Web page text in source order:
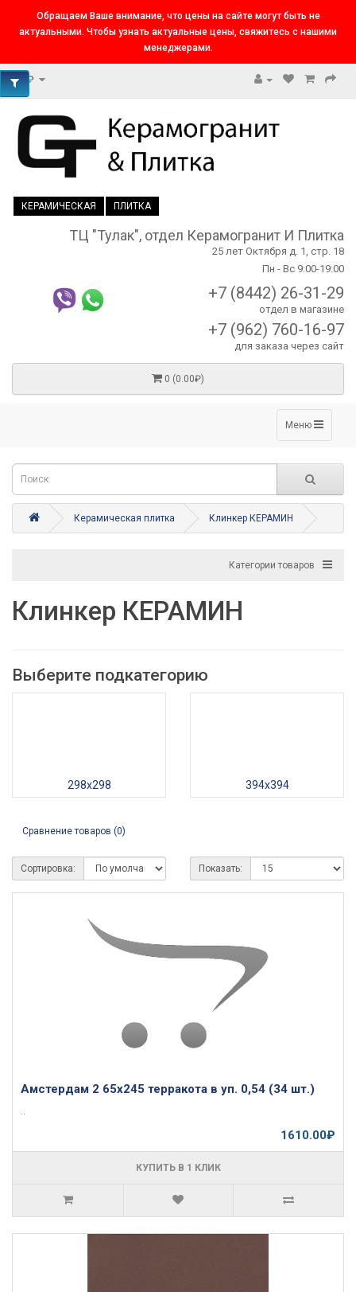
Обращаем Ваше внимание, что цены на сайте могут быть не
актуальными. Чтобы узнать актуальные цены, свяжитесь с нашими
менеджерами.
₽
КЕРАМИЧЕСКАЯ ПЛИТКА
ТЦ "Тулак", отдел Керамогранит И Плитка
25 лет Октября д. 1, стр. 18
Пн - Вс 9:00-19:00
+7 (8442) 26-31-29
отдел в магазине
+7 (962) 760-16-97
для заказа через сайт
0 (0.00₽)
Меню
Керамическая плитка Клинкер КЕРАМИН
Категории товаров
Клинкер КЕРАМИН
Выберите подкатегорию
298х298 394x394
Сравнение товаров (0)
Сортировка: Показать:
Амстердам 2 65х245 терракота в уп. 0,54 (34 шт.)
..
1610.00₽
КУПИТЬ В 1 КЛИК